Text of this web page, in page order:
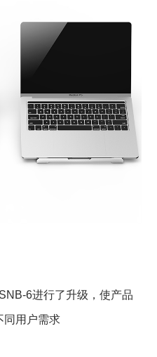
6进行了升级，使产品
同用户需求